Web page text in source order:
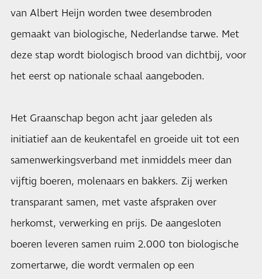
van Albert Heijn worden twee desembroden
gemaakt van biologische, Nederlandse tarwe. Met
deze stap wordt biologisch brood van dichtbij, voor
het eerst op nationale schaal aangeboden.
Het Graanschap begon acht jaar geleden als
initiatief aan de keukentafel en groeide uit tot een
samenwerkingsverband met inmiddels meer dan
vijftig boeren, molenaars en bakkers. Zij werken
transparant samen, met vaste afspraken over
herkomst, verwerking en prijs. De aangesloten
boeren leveren samen ruim 2.000 ton biologische
zomertarwe, die wordt vermalen op een